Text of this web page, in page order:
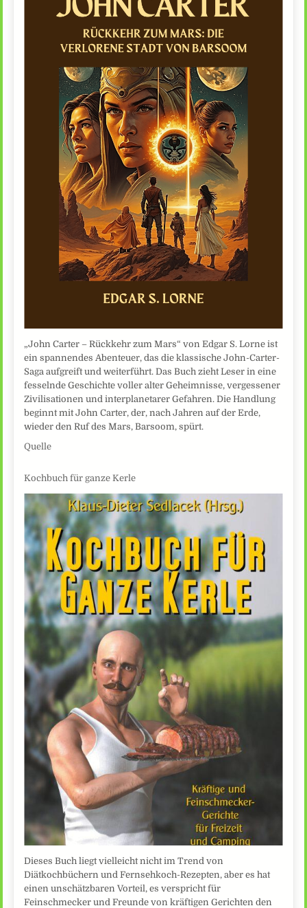
„John Carter – Rückkehr zum Mars“ von Edgar S. Lorne ist
ein spannendes Abenteuer, das die klassische John-Carter-
Saga aufgreift und weiterführt. Das Buch zieht Leser in eine
fesselnde Geschichte voller alter Geheimnisse, vergessener
Zivilisationen und interplanetarer Gefahren. Die Handlung
beginnt mit John Carter, der, nach Jahren auf der Erde,
wieder den Ruf des Mars, Barsoom, spürt.
Quelle
Kochbuch für ganze Kerle
Dieses Buch liegt vielleicht nicht im Trend von
Diätkochbüchern und Fernsehkoch-Rezepten, aber es hat
einen unschätzbaren Vorteil, es verspricht für
Feinschmecker und Freunde von kräftigen Gerichten den